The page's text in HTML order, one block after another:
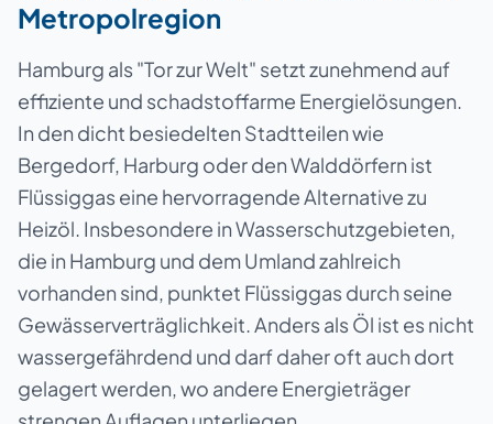
Metropolregion
Hamburg als "Tor zur Welt" setzt zunehmend auf
effiziente und schadstoffarme Energielösungen.
In den dicht besiedelten Stadtteilen wie
Bergedorf, Harburg oder den Walddörfern ist
Flüssiggas eine hervorragende Alternative zu
Heizöl. Insbesondere in Wasserschutzgebieten,
die in Hamburg und dem Umland zahlreich
vorhanden sind, punktet Flüssiggas durch seine
Gewässerverträglichkeit. Anders als Öl ist es nicht
wassergefährdend und darf daher oft auch dort
gelagert werden, wo andere Energieträger